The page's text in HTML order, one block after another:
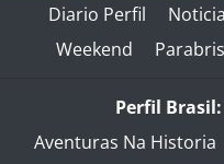
Diario Perfil
Weekend
Perfil Brasil:
Aventuras Na Historia